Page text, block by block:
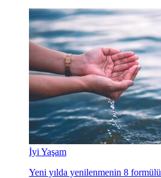
İyi Yaşam
Yeni yılda yenilenmenin 8 formülü